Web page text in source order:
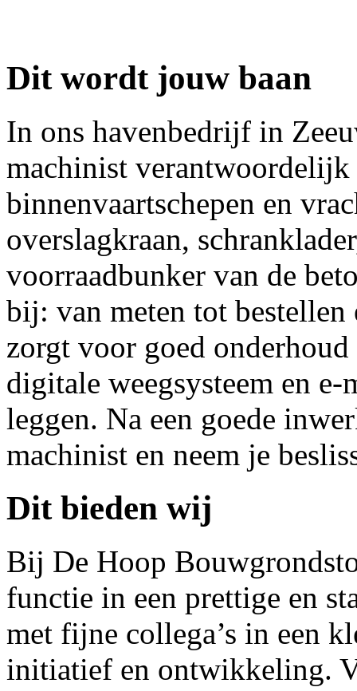
Dit wordt jouw baan
In ons havenbedrijf in
machinist verantwoordelijk
binnenvaartschepen en
overslagkraan,
voorraadbunker van de
bij: van meten tot
zorgt voor goed
digitale weegsysteem en
leggen. Na een goede
machinist en neem je
Dit bieden wij
Bij De Hoop
functie in een prettige en
met fijne collega’s in een
initiatief en ontwikkeling.